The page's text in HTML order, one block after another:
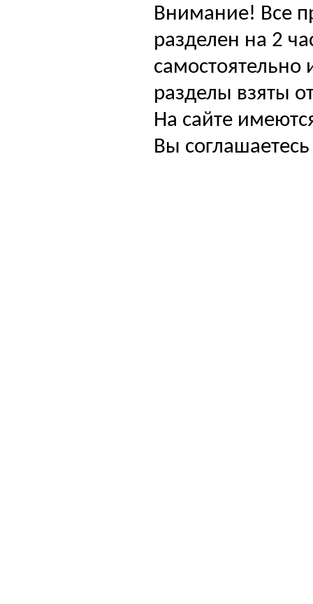
Внимание! Все
разделен на 2
самостоятельно
разделы взяты
На сайте
Вы